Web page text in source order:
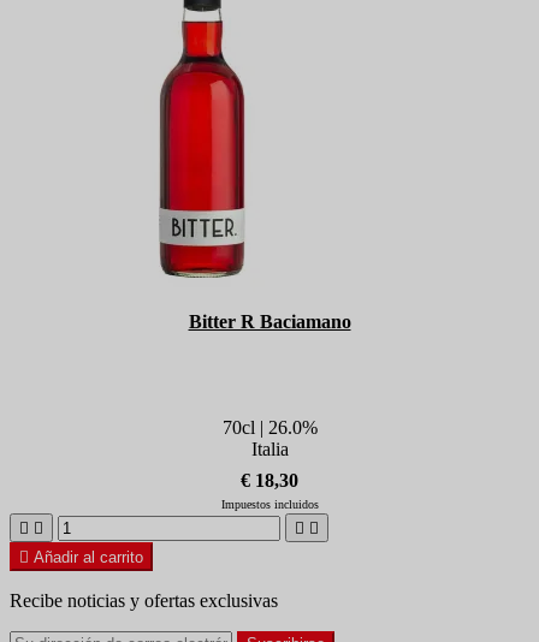
Bitter R Baciamano
70cl | 26.0%
Italia
€ 18,30
Impuestos incluidos
   
 Añadir al carrito
Recibe noticias y ofertas exclusivas